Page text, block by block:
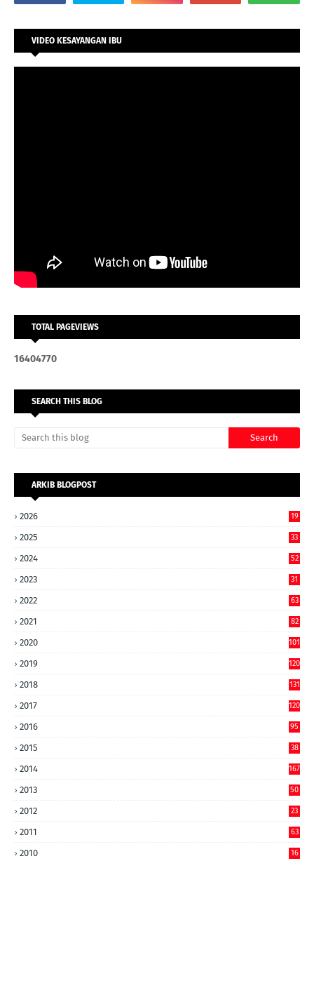
VIDEO KESAYANGAN IBU
TOTAL PAGEVIEWS
16404770
SEARCH THIS BLOG
ARKIB BLOGPOST
2026 19
2025 33
2024 52
2023 31
2022 63
2021 82
2020 101
2019 120
2018 131
2017 120
2016 95
2015 38
2014 167
2013 50
2012 23
2011 63
2010 16